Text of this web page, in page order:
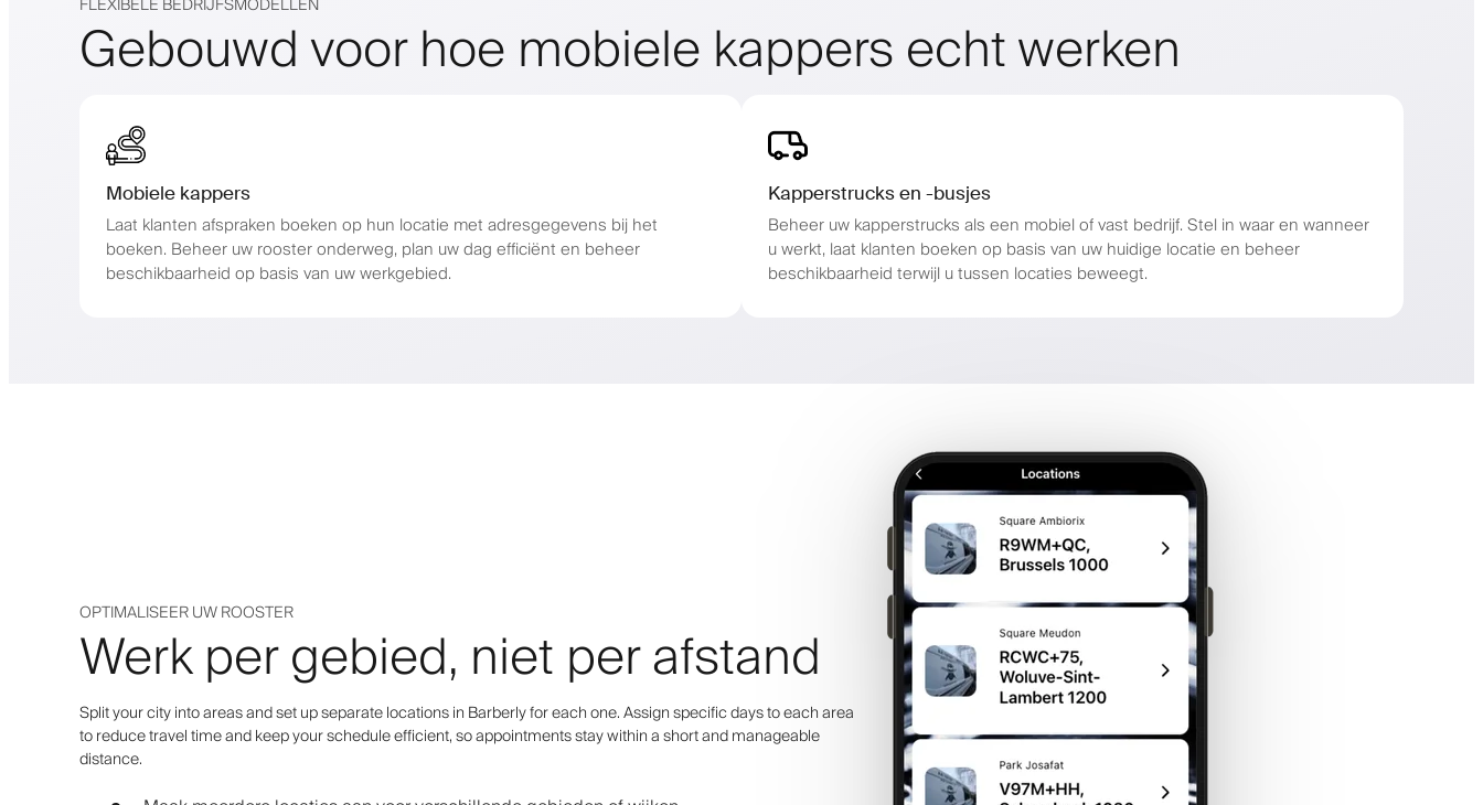
Gebouwd voor hoe mobiele kappers echt werken
Mobiele kappers
Laat klanten afspraken boeken op hun locatie met adresgegevens bij het
boeken. Beheer uw rooster onderweg, plan uw dag efficiënt en beheer
beschikbaarheid op basis van uw werkgebied.
Kapperstrucks en -busjes
Beheer uw kapperstrucks als een mobiel of vast bedrijf. Stel in waar en wanneer
u werkt, laat klanten boeken op basis van uw huidige locatie en beheer
beschikbaarheid terwijl u tussen locaties beweegt.
OPTIMALISEER UW ROOSTER
Werk per gebied, niet per afstand
Split your city into areas and set up separate locations in Barberly for each one. Assign specific days to each area
to reduce travel time and keep your schedule efficient, so appointments stay within a short and manageable
distance.